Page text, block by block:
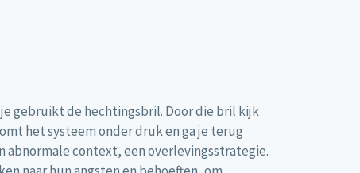
gebruikt de hechtingsbril. Door die bril kijk
het systeem onder druk en ga je terug
abnormale context, een overlevingsstrategie.